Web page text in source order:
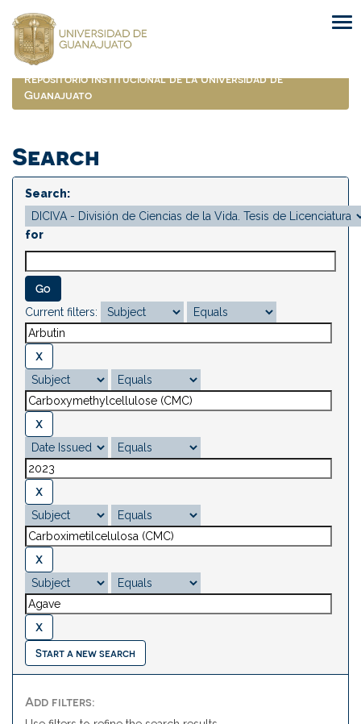
navigation
Repositorio Institucional de la Universidad de
Guanajuato
Search
Search:
for
Current filters:
Start a new search
Add filters: